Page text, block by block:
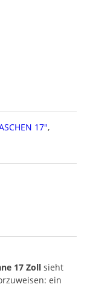
17",
17 Zoll sieht
ein